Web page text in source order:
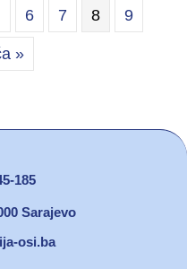
6 7 8 9
»
185
Sarajevo
osi.ba